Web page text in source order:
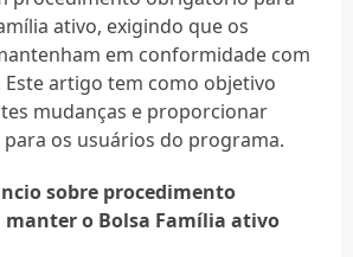
ativo, exigindo que os
em conformidade com
Este artigo tem como objetivo
mudanças e proporcionar
os usuários do programa.
sobre procedimento
o Bolsa Família ativo